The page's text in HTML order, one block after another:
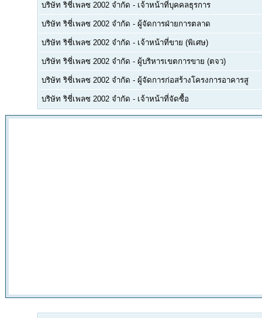
บริษัท ริชี่เพลซ 2002 จำกัด - เจ้าหน้าที่บุคคลธุรการ
บริษัท ริชี่เพลซ 2002 จำกัด - ผู้จัดการฝ่ายการตลาด
บริษัท ริชี่เพลซ 2002 จำกัด - เจ้าหน้าที่ขาย (พิเศษ)
บริษัท ริชี่เพลซ 2002 จำกัด - ผู้บริหารเขตการขาย (ตจว)
บริษัท ริชี่เพลซ 2002 จำกัด - ผู้จัดการก่อสร้างโครงการอาคารสู
บริษัท ริชี่เพลซ 2002 จำกัด - เจ้าหน้าที่จัดซื้อ